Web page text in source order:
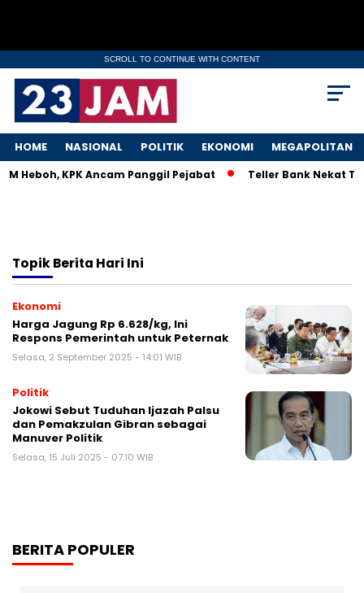
SCROLL TO CONTINUE WITH CONTENT
HOME NASIONAL POLITIK EKONOMI MEGAPOLITAN
Heboh, KPK Ancam Panggil Pejabat Teller Bank Nekat
TopikBerita Hari Ini
Ekonomi
Harga Jagung Rp 6.628/kg, Ini
Respons Pemerintah untuk Peternak
Selasa, 2 September 2025 - 14:01 WIB
Politik
Jokowi Sebut Tuduhan Ijazah Palsu
dan Pemakzulan Gibran sebagai
Manuver Politik
Selasa, 15 Juli 2025 - 07:10 WIB
BERITA POPULER